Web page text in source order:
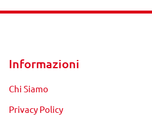
Informazioni
Chi Siamo
Privacy Policy